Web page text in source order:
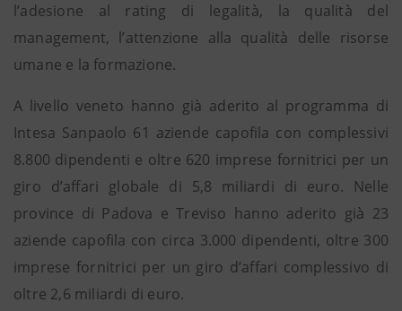
l’adesione al rating di legalità, la qualità del
management, l’attenzione alla qualità delle risorse
umane e la formazione.
A livello veneto hanno già aderito al programma di
Intesa Sanpaolo 61 aziende capofila con complessivi
8.800 dipendenti e oltre 620 imprese fornitrici per un
giro d’affari globale di 5,8 miliardi di euro. Nelle
province di Padova e Treviso hanno aderito già 23
aziende capofila con circa 3.000 dipendenti, oltre 300
imprese fornitrici per un giro d’affari complessivo di
oltre 2,6 miliardi di euro.